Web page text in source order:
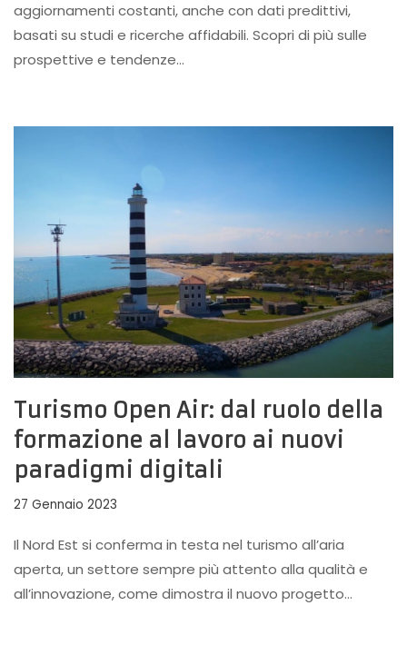
aggiornamenti costanti, anche con dati predittivi,
basati su studi e ricerche affidabili. Scopri di più sulle
prospettive e tendenze…
Turismo Open Air: dal ruolo della
formazione al lavoro ai nuovi
paradigmi digitali
27 Gennaio 2023
Il Nord Est si conferma in testa nel turismo all’aria
aperta, un settore sempre più attento alla qualità e
all’innovazione, come dimostra il nuovo progetto…